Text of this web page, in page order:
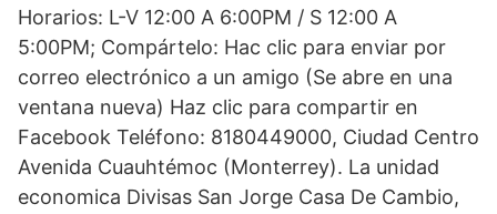
Horarios: L-V 12:00 A 6:00PM / S 12:00 A
5:00PM; Compártelo: Hac clic para enviar por
correo electrónico a un amigo (Se abre en una
ventana nueva) Haz clic para compartir en
Facebook Teléfono: 8180449000, Ciudad Centro
Avenida Cuauhtémoc (Monterrey). La unidad
economica Divisas San Jorge Casa De Cambio,